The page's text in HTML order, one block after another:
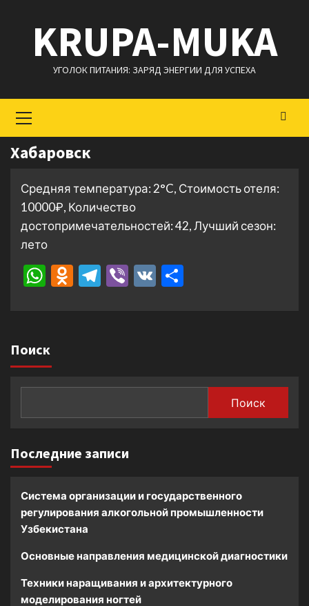
содержимому
KRUPA-MUKA
УГОЛОК ПИТАНИЯ: ЗАРЯД ЭНЕРГИИ ДЛЯ УСПЕХА
меню
Хабаровск
Средняя температура: 2°C, Стоимость отеля:
10000₽, Количество
достопримечательностей: 42, Лучший сезон:
лето
WhatsApp
Odnoklassniki
Telegram
Viber
VK
Поиск
Поиск
Последние записи
Система организации и государственного
регулирования алкогольной промышленности
Узбекистана
Основные направления медицинской диагностики
Техники наращивания и архитектурного
моделирования ногтей